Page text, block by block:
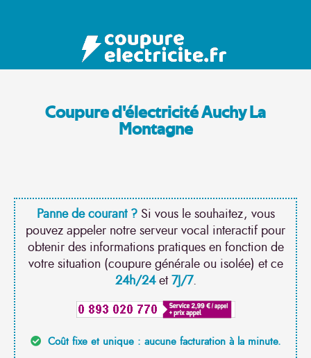
Coupure d'électricité Auchy La
Montagne
Panne de courant ?Si vous le souhaitez, vous
pouvez appeler notre serveur vocal interactif pour
obtenir des informations pratiques en fonction de
votre situation (coupure générale ou isolée) et ce
24h/24et7J/7.
Coût fixe et unique : aucune facturation à la minute.